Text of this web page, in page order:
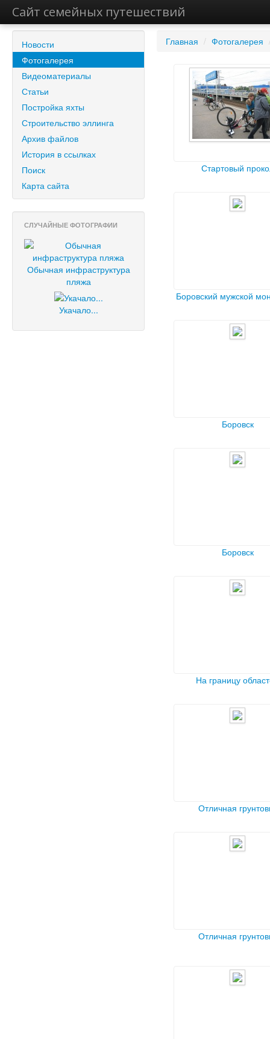
Сайт семейных путешествий
Новости
Фотогалерея
Видеоматериалы
Статьи
Постройка яхты
Строительство эллинга
Архив файлов
История в ссылках
Поиск
Карта сайта
СЛУЧАЙНЫЕ ФОТОГРАФИИ
Обычная инфраструктура
пляжа
Укачало...
Главная / Фотогалерея
Стартовый
Боровский мужской
Боровск
Боровск
На границу
Отличная
Отличная